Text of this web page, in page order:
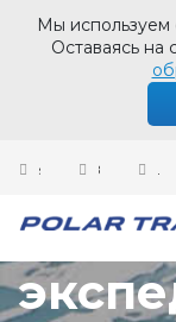
Мы используем
Оставаясь на
8 800